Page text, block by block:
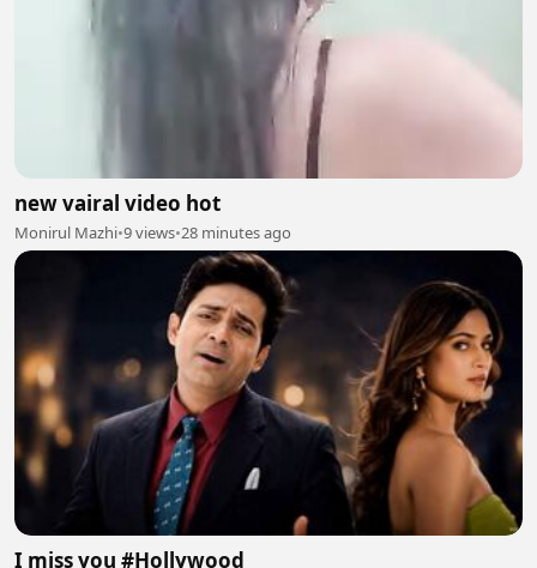
new vairal video hot
Monirul Mazhi•9 views•28 minutes ago
I miss you #Hollywood